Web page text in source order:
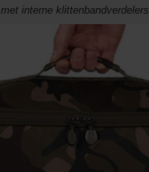
interne klittenbandverdelers